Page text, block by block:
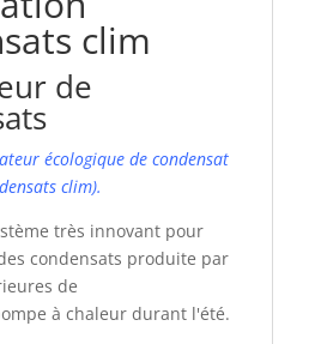
clim
de
écologique de condensat
clim).
très innovant pour
condensats produite par
de
à chaleur durant l'été.